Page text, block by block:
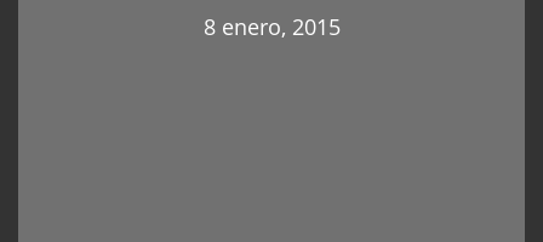
8 enero, 2015